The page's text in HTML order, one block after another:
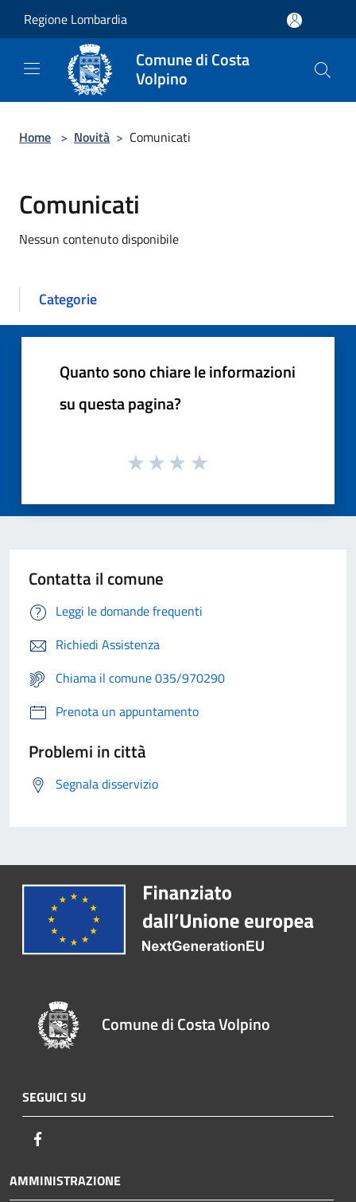
Regione Lombardia
Comune di Costa
Volpino
Home > Novità > Comunicati
Comunicati
Nessun contenuto disponibile
Categorie
Quanto sono chiare le informazioni
su questa pagina?
Contatta il comune
Leggi le domande frequenti
Richiedi Assistenza
Chiama il comune 035/970290
Prenota un appuntamento
Problemi in città
Segnala disservizio
Comune di Costa Volpino
SEGUICI SU
AMMINISTRAZIONE